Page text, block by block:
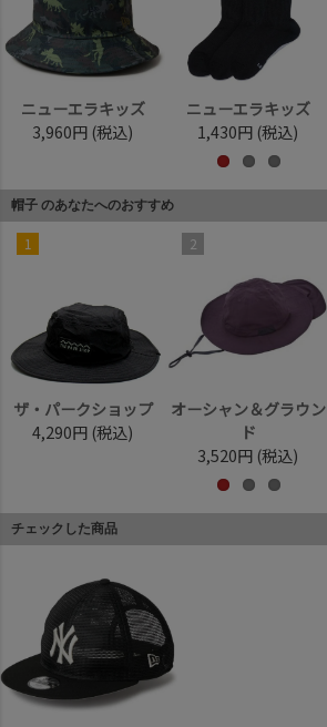
ニューエラキッズ
3,960円 (税込)
ニューエラキッズ
1,430円 (税込)
帽子 のあなたへのおすすめ
1
ザ・パークショップ
4,290円 (税込)
2
オーシャン＆グラウン
ド
3,520円 (税込)
チェックした商品